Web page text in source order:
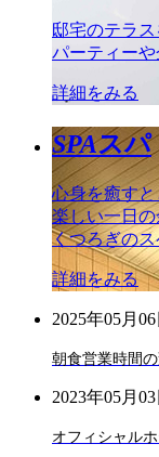
邸宅のテラ
パーティー
詳細をみる
SPAスパ
心身を癒す
楽しい一日
くつろぎの
詳細をみる
2025年05月06
朝食営業時間の
2023年05月03
オフィシャル